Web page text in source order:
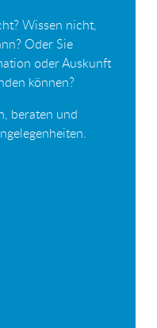
Wissen nicht,
Oder Sie
oder Auskunft
können?
beraten und